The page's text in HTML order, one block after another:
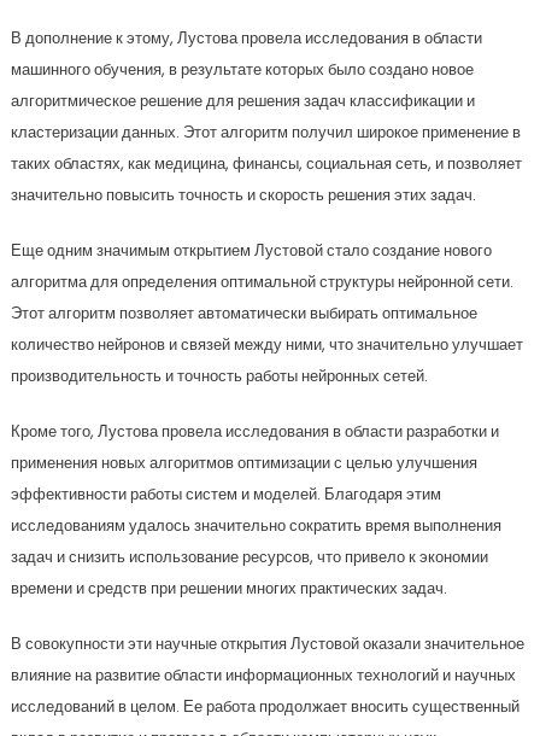
В дополнение к этому, Лустова провела исследования в области
машинного обучения, в результате которых было создано новое
алгоритмическое решение для решения задач классификации и
кластеризации данных. Этот алгоритм получил широкое применение в
таких областях, как медицина, финансы, социальная сеть, и позволяет
значительно повысить точность и скорость решения этих задач.
Еще одним значимым открытием Лустовой стало создание нового
алгоритма для определения оптимальной структуры нейронной сети.
Этот алгоритм позволяет автоматически выбирать оптимальное
количество нейронов и связей между ними, что значительно улучшает
производительность и точность работы нейронных сетей.
Кроме того, Лустова провела исследования в области разработки и
применения новых алгоритмов оптимизации с целью улучшения
эффективности работы систем и моделей. Благодаря этим
исследованиям удалось значительно сократить время выполнения
задач и снизить использование ресурсов, что привело к экономии
времени и средств при решении многих практических задач.
В совокупности эти научные открытия Лустовой оказали значительное
влияние на развитие области информационных технологий и научных
исследований в целом. Ее работа продолжает вносить существенный